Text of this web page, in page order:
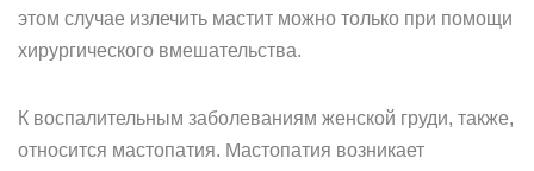
этом случае излечить мастит можно только при помощи
хирургического вмешательства.
К воспалительным заболеваниям женской груди, также,
относится мастопатия. Мастопатия возникает